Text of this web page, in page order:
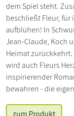
dem Spiel steht.
beschließt Fleur,
aufblühen! In
Jean-Claude, Koch
Heimat
wird auch Fleurs
inspirierender
bewahren - die
zum Produkt